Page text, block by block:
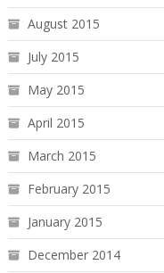
August 2015
July 2015
May 2015
April 2015
March 2015
February 2015
January 2015
December 2014